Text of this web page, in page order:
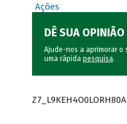
Ações
DÊ SUA OPINIÃO
Ajude-nos a aprimorar o
uma rápida pesquisa.